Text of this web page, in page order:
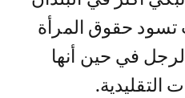
تسود حقوق المرأة
في حين أنها
التقليدية.